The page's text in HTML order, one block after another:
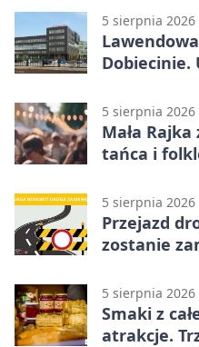
5 sierpnia 2026
Dobiecinie.
5 sierpnia 2026
Mała
tańca i
5 sierpnia 2026
Przejazd
zostanie
5 sierpnia 2026
Smaki z
atrakcje.